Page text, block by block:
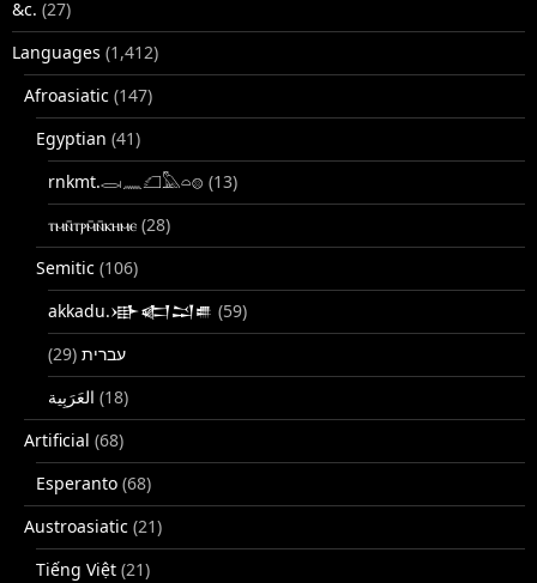
&c. (27)
Languages (1,412)
Afroasiatic (147)
Egyptian (41)
rnkmt.𓂋𓏺𓈖𓆎𓅓𓏏𓊖 (13)
ⲧⲙⲛ̄ⲧⲣⲙ̄ⲛ̄ⲕⲏⲙⲉ (28)
Semitic (106)
akkadu.𒀝𒅗𒁺𒌑 (59)
עברית (29)
(18)
Artificial (68)
Esperanto (68)
Austroasiatic (21)
Tiếng Việt (21)